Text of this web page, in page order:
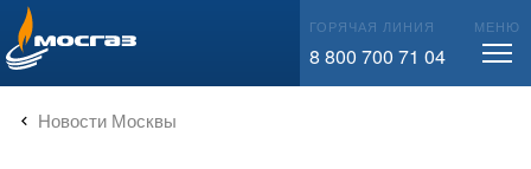
info@mos-gaz.ru ГОРЯЧАЯ ЛИНИЯ
8 800 700 71 04
МЕНЮ
Новости Москвы